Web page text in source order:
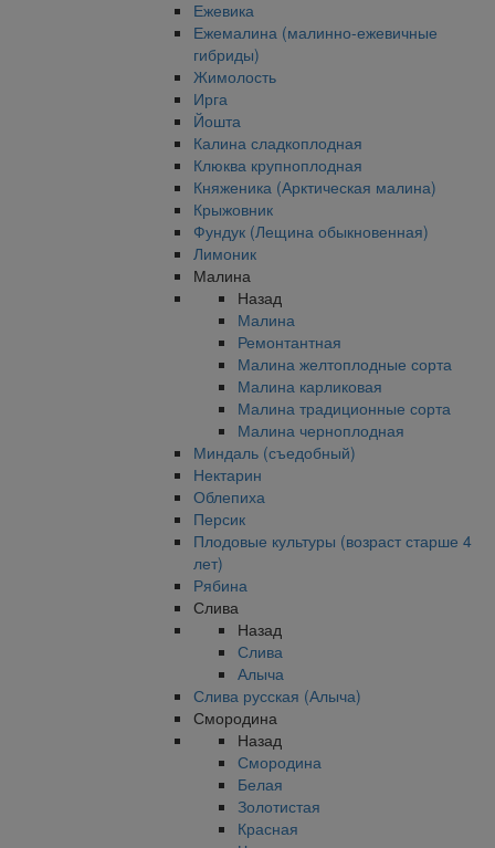
Ежевика
Ежемалина (малинно-ежевичные
гибриды)
Жимолость
Ирга
Йошта
Калина сладкоплодная
Клюква крупноплодная
Княженика (Арктическая малина)
Крыжовник
Фундук (Лещина обыкновенная)
Лимоник
Малина
Назад
Малина
Ремонтантная
Малина желтоплодные сорта
Малина карликовая
Малина традиционные сорта
Малина черноплодная
Миндаль (съедобный)
Нектарин
Облепиха
Персик
Плодовые культуры (возраст старше 4
лет)
Рябина
Слива
Назад
Слива
Алыча
Слива русская (Алыча)
Смородина
Назад
Смородина
Белая
Золотистая
Красная